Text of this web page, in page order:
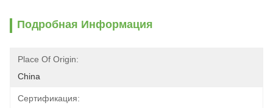
Подробная Информация
Place Of Origin:
China
Сертификация: